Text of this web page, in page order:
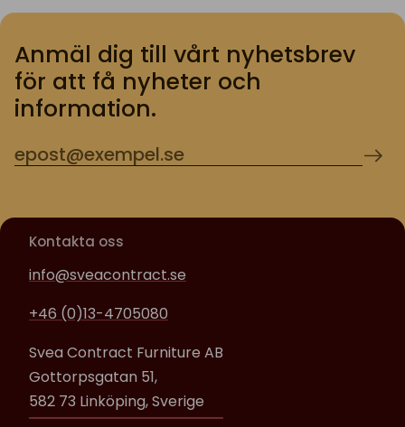
Anmäl dig till vårt nyhetsbrev
för att få nyheter och
information.
Kontakta oss
info@sveacontract.se
+46 (0)13-4705080
Svea Contract Furniture AB
Gottorpsgatan 51,
582 73 Linköping, Sverige